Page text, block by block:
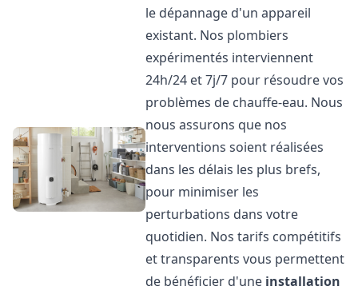
le dépannage d'un appareil
existant. Nos plombiers
expérimentés interviennent
24h/24 et 7j/7 pour résoudre vos
problèmes de chauffe-eau. Nous
nous assurons que nos
interventions soient réalisées
dans les délais les plus brefs,
pour minimiser les
perturbations dans votre
quotidien. Nos tarifs compétitifs
et transparents vous permettent
de bénéficier d'une installation